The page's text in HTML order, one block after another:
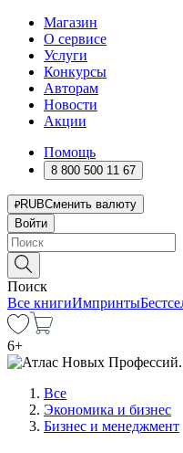
Магазин
О сервисе
Услуги
Конкурсы
Авторам
Новости
Акции
Помощь
8 800 500 11 67
RUBСменить валюту
Войти
Поиск
Все книгиИмпринты
6+
Все
Экономика и бизнес
Бизнес и менеджмент